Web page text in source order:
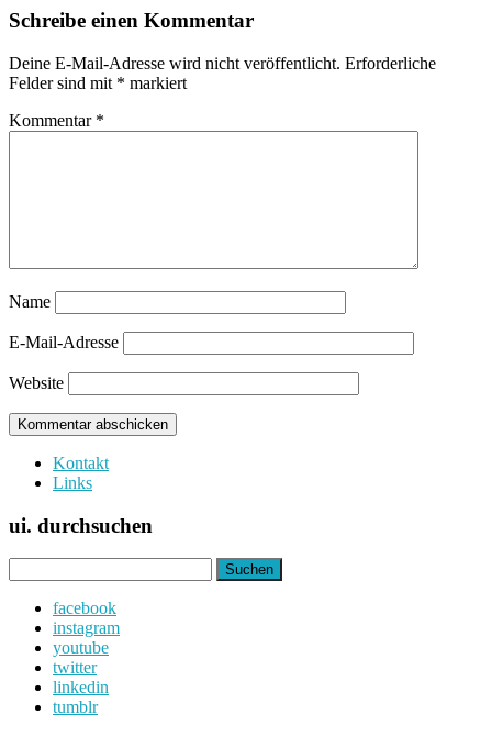
Schreibe einen Kommentar
Deine E-Mail-Adresse wird nicht veröffentlicht. Erforderliche
Felder sind mit * markiert
Kommentar *
Name
E-Mail-Adresse
Website
Kontakt
Links
ui. durchsuchen
nach:
facebook
instagram
youtube
twitter
linkedin
tumblr